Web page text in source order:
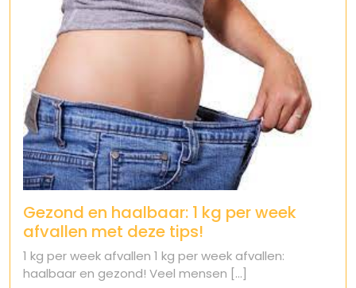
Gezond en haalbaar: 1 kg per week
afvallen met deze tips!
1 kg per week afvallen 1 kg per week afvallen:
haalbaar en gezond! Veel mensen [...]